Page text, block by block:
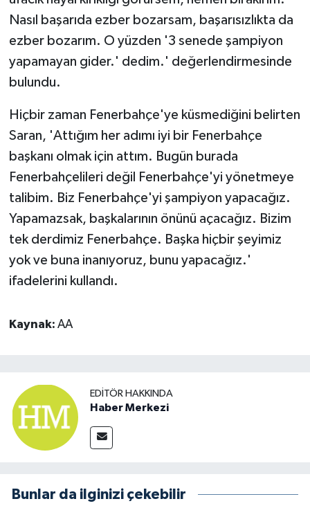
Nasıl başarıda ezber bozarsam, başarısızlıkta da
ezber bozarım. O yüzden '3 senede şampiyon
yapamayan gider.' dedim.' değerlendirmesinde
bulundu.
Hiçbir zaman Fenerbahçe'ye küsmediğini belirten
Saran, 'Attığım her adımı iyi bir Fenerbahçe
başkanı olmak için attım. Bugün burada
Fenerbahçelileri değil Fenerbahçe'yi yönetmeye
talibim. Biz Fenerbahçe'yi şampiyon yapacağız.
Yapamazsak, başkalarının önünü açacağız. Bizim
tek derdimiz Fenerbahçe. Başka hiçbir şeyimiz
yok ve buna inanıyoruz, bunu yapacağız.'
ifadelerini kullandı.
Kaynak: AA
EDITÖR HAKKINDA
Haber Merkezi
Bunlar da ilginizi çekebilir